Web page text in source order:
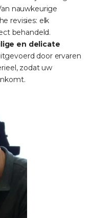
nauwkeurige
revisies: elk
behandeld.
en delicate
door ervaren
zodat uw